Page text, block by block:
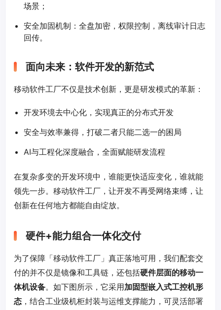
场景；
安全加固机制：全盘加密，权限控制，离线审计日志
回传。
面向未来：软件开发的新范式
移动软件工厂不仅是技术创新，更是研发模式的革新：
开发环境去中心化，实现真正的分布式开发
安全与效率兼得，打破二者只能二选一的困局
AI与工程化深度融合，全面赋能研发流程
在复杂多变的开发环境中，谁能更快适应变化，谁就能
领先一步。移动软件工厂，让开发不再受网络束缚，让
创新在任何地方都能自由绽放。
硬件+能力组合一体化交付
为了保障「移动软件工厂」真正落地可用，我们配套交
付的并不仅是镜像和工具链，还包括硬件层面的移动一
体机设备。如下图所示，它采用加固型嵌入式工控机形
态 ，结合工业级机柜封装与运维支撑能力，可灵活部署